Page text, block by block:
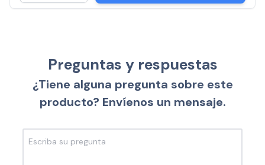
Preguntas y respuestas
¿Tiene alguna pregunta sobre este
producto? Envíenos un mensaje.